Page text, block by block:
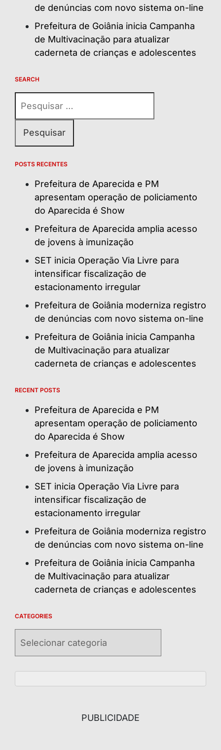
de denúncias com novo sistema on-line
Prefeitura de Goiânia inicia Campanha
de Multivacinação para atualizar
caderneta de crianças e adolescentes
SEARCH
por:
POSTS RECENTES
Prefeitura de Aparecida e PM
apresentam operação de policiamento
do Aparecida é Show
Prefeitura de Aparecida amplia acesso
de jovens à imunização
SET inicia Operação Via Livre para
intensificar fiscalização de
estacionamento irregular
Prefeitura de Goiânia moderniza registro
de denúncias com novo sistema on-line
Prefeitura de Goiânia inicia Campanha
de Multivacinação para atualizar
caderneta de crianças e adolescentes
RECENT POSTS
Prefeitura de Aparecida e PM
apresentam operação de policiamento
do Aparecida é Show
Prefeitura de Aparecida amplia acesso
de jovens à imunização
SET inicia Operação Via Livre para
intensificar fiscalização de
estacionamento irregular
Prefeitura de Goiânia moderniza registro
de denúncias com novo sistema on-line
Prefeitura de Goiânia inicia Campanha
de Multivacinação para atualizar
caderneta de crianças e adolescentes
CATEGORIES
PUBLICIDADE